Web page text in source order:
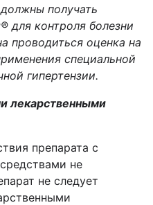
получать
® для контроля болезни
проводиться оценка на
специальной
гипертензии.
лекарственными
препарата с
не
не следует